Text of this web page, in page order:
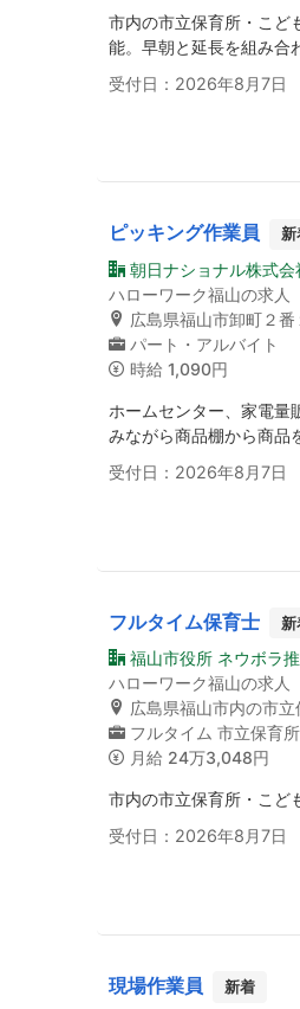
市内の市立保育所・こど
能。早朝と延長を組み合
受付日：2026年8月7日
ピッキング作業員 新
朝日ナショナル株式会
ハローワーク福山の求人
広島県福山市卸町２番
パート・アルバイト
時給 1,090円
ホームセンター、家電量
みながら商品棚から商品
受付日：2026年8月7日
フルタイム保育士 新
福山市役所 ネウボラ
ハローワーク福山の求人
広島県福山市内の市
フルタイム 市立保育
月給 24万3,048円
市内の市立保育所・こど
受付日：2026年8月7日
現場作業員 新着